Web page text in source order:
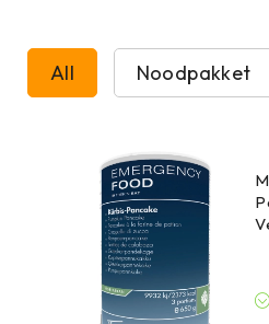
All Noodpakket